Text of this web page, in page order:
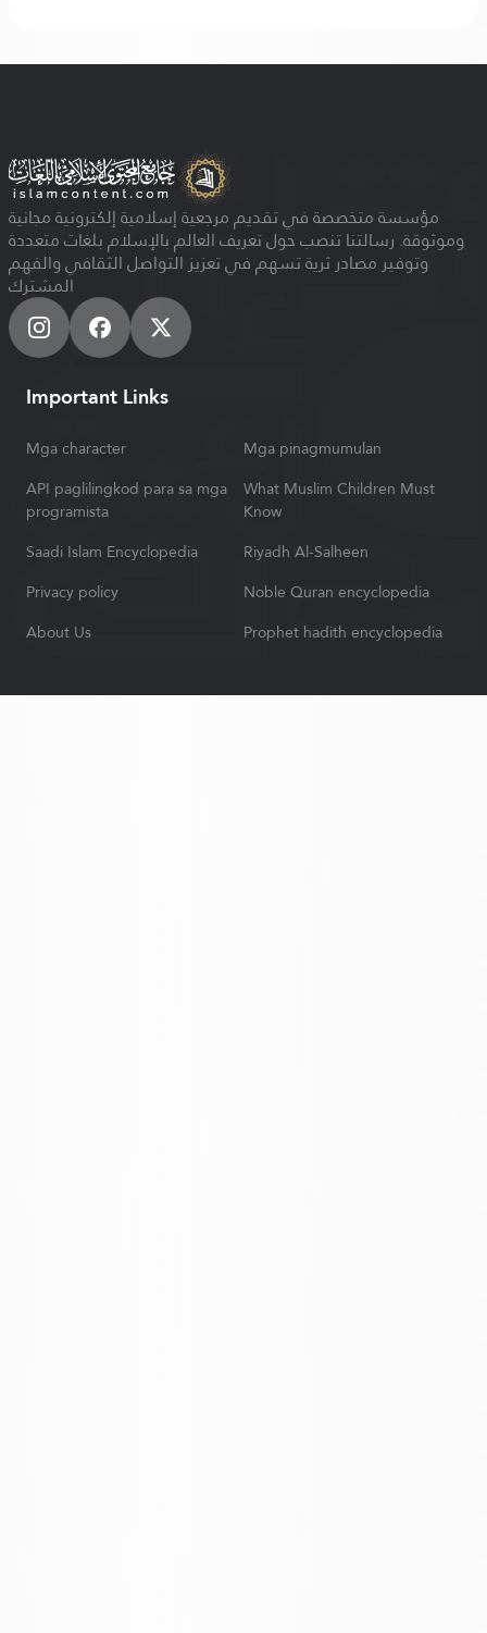
مؤسسة متخصصة في تقديم مرجعية إسلامية إلكترونية مجانية
وموثوقة. رسالتنا تنصب حول تعريف العالم بالإسلام بلغات متعددة
وتوفير مصادر ثرية تسهم في تعزيز التواصل الثقافي والفهم
المشترك
Important Links
Mga character
Mga pinagmumulan
API paglilingkod para sa mga
programista
What Muslim Children Must
Know
Saadi Islam Encyclopedia
Riyadh Al-Salheen
Privacy policy
Noble Quran encyclopedia
About Us
Prophet hadith encyclopedia